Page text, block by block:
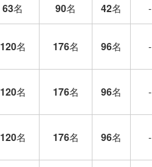
63名 90名 42名 -
120名 176名 96名 -
120名 176名 96名 -
120名 176名 96名 -